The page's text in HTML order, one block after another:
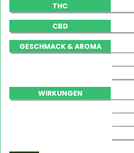
THC
CBD
GESCHMACK & AROMA
WIRKUNGEN